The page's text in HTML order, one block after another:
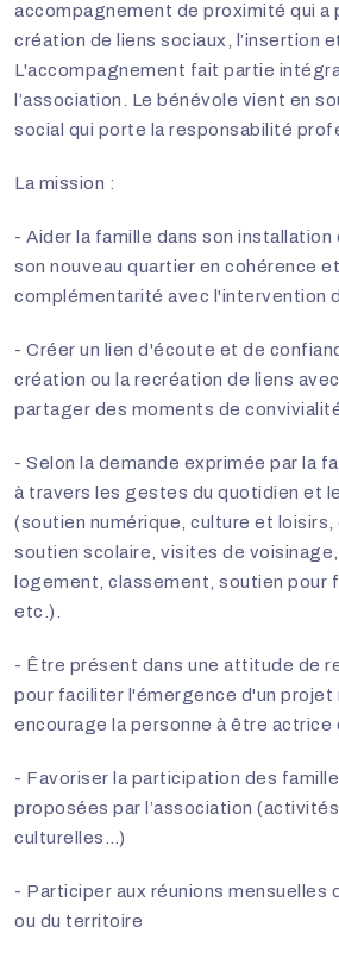
accompagnement de proximité qui a
création de liens sociaux, l’insertion
L'accompagnement fait partie
l’association. Le bénévole vient en
social qui porte la responsabilité
La mission :
- Aider la famille dans son
son nouveau quartier en cohérence
complémentarité avec l'intervention
- Créer un lien d'écoute et de
création ou la recréation de liens
partager des moments de
- Selon la demande exprimée par la
à travers les gestes du quotidien et
(soutien numérique, culture et loisirs,
soutien scolaire, visites de
logement, classement, soutien pour
etc.).
- Être présent dans une attitude de
pour faciliter l'émergence d'un projet
encourage la personne à être actrice
- Favoriser la participation des
proposées par l’association
culturelles…)
- Participer aux réunions mensuelles
ou du territoire